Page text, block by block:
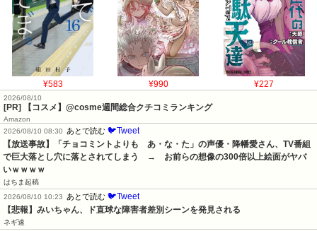
¥583 ¥990 ¥227
2026/08/10
[PR] 【コスメ】@cosme週間総合クチコミランキング
Amazon
2026/08/10 08:30
あとで読む 🐦Tweet
【放送事故】「チョコミントよりも　あ・な・た」の声優・降幡愛さん、TV番組
で巨大落とし穴に落とされてしまう　→　お前らの想像の300倍以上絵面がヤバ
いｗｗｗｗ
はちま起稿
2026/08/10 10:23
あとで読む 🐦Tweet
【悲報】みいちゃん、ド直球な障害者差別シーンを発見される
ネギ速